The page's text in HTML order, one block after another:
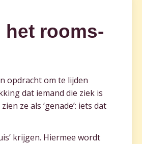
het rooms-
opdracht om te lijden
dat iemand die ziek is
ze als ‘genade’: iets dat
krijgen. Hiermee wordt